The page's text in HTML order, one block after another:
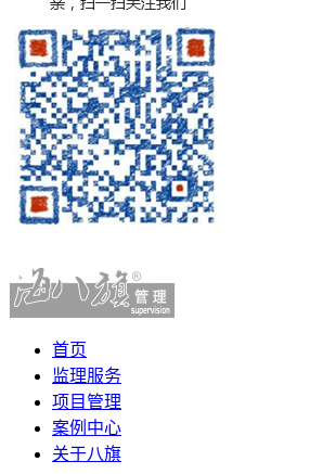
首页
监理服务
项目管理
案例中心
关于八旗